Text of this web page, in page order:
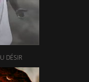
DÉSIR